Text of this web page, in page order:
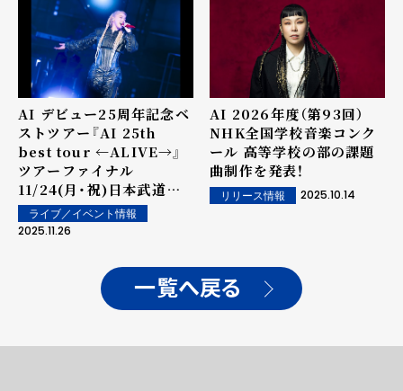
AI デビュー25周年記念ベ
ストツアー『AI 25th
best tour ←ALIVE→』
ツアーファイナル
11/24(月・祝)日本武道館
公演
ライブ／イベント情報
2025.11.26
AI 2026年度（第93回）
NHK全国学校音楽コンク
ール 高等学校の部の課題
曲制作を発表！
リリース情報 2025.10.14
一覧へ戻る